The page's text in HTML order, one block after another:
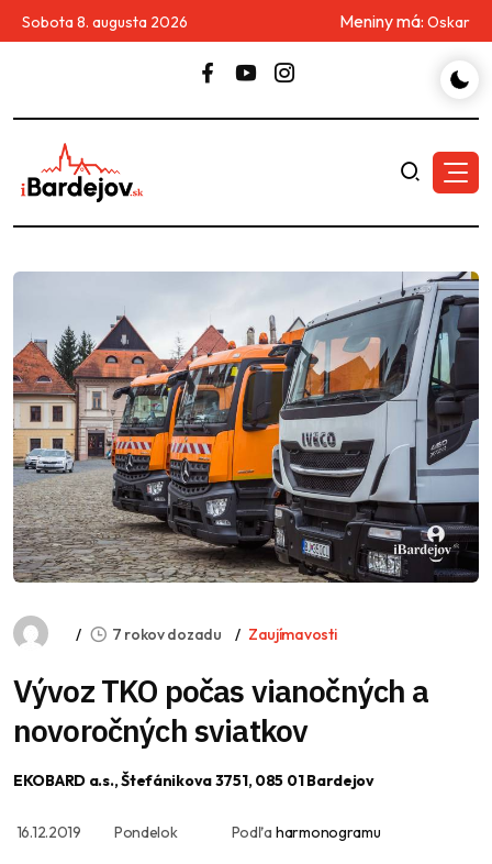
Sobota 8. augusta 2026 Meniny má: Oskar
7 rokov dozadu Zaujímavosti
Vývoz TKO počas vianočných a
novoročných sviatkov
EKOBARD a.s., Štefánikova 3751, 085 01 Bardejov
16.12.2019 Pondelok Podľa harmonogramu